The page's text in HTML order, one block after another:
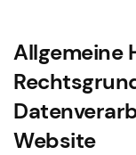
Allgemeine
Website